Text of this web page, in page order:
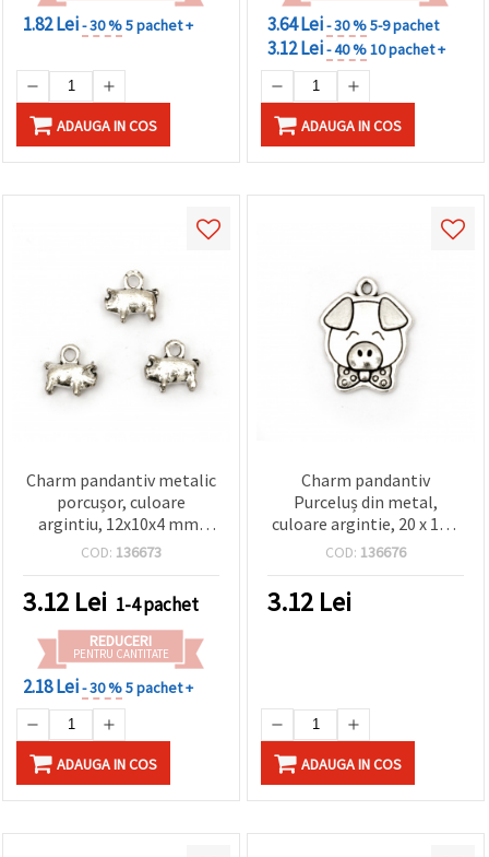
1.82 Lei- 30 %5 pachet +
ADAUGA IN COS
3.64 Lei- 30 %5-9 pachet
3.12 Lei- 40 %10 pachet +
ADAUGA IN COS
Charm pandantiv metalic
porcușor, culoare
argintiu, 12x10x4 mm,
orificiu 2 mm - 10 bucăți
COD: 136673
3.12 Lei 1-4 pachet
REDUCERI
PENTRU CANTITATE
2.18 Lei- 30 %5 pachet +
ADAUGA IN COS
Charm pandantiv
Purceluș din metal,
culoare argintie, 20 x 16 x
2.5 mm, orificiu 1 mm, set
COD: 136676
3.12 Lei
ADAUGA IN COS